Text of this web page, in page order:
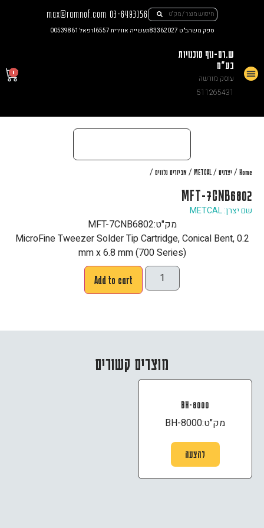
03-6493156
max@ramnof.com
ספק משהב"ט 83362027 תעשייה אווירית I6557 רפאל 00539861
ש.רם-נוף סוכנויות
בע"מ
עוסק מורשה
511265431
0
Home
/ יצרנים /
METCAL
/ אביזרים נלווים /
MFT-7CNB6802
שם יצרן: METCAL
מק"ט:MFT-7CNB6802
MicroFine Tweezer Solder Tip Cartridge, Conical Bent, 0.2
mm x 6.8 mm (700 Series)
Add to cart
מוצרים קשורים
BH-8000
מק"ט:BH-8000
להצעה